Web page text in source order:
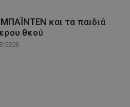
και τα παιδιά
θεού
2026